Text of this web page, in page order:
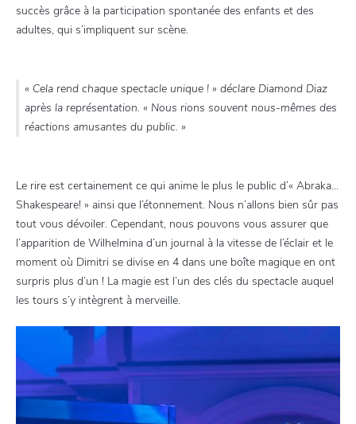
succès grâce à la participation spontanée des enfants et des
adultes, qui s’impliquent sur scène.
« Cela rend chaque spectacle unique ! » déclare Diamond Diaz
après la représentation. « Nous rions souvent nous-mêmes des
réactions amusantes du public. »
Le rire est certainement ce qui anime le plus le public d’« Abraka…
Shakespeare! » ainsi que l’étonnement. Nous n’allons bien sûr pas
tout vous dévoiler. Cependant, nous pouvons vous assurer que
l’apparition de Wilhelmina d’un journal à la vitesse de l’éclair et le
moment où Dimitri se divise en 4 dans une boîte magique en ont
surpris plus d’un ! La magie est l’un des clés du spectacle auquel
les tours s’y intègrent à merveille.